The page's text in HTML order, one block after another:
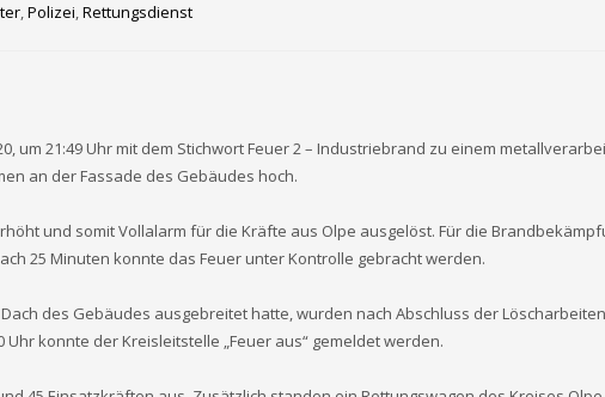
,Polizei,Rettungsdienst
um 21:49 Uhr mit dem Stichwort Feuer 2 – Industriebrand zu einem
an der Fassade des Gebäudes hoch.
und somit Vollalarm für die Kräfte aus Olpe ausgelöst. Für die
25 Minuten konnte das Feuer unter Kontrolle gebracht werden.
des Gebäudes ausgebreitet hatte, wurden nach Abschluss der
konnte der Kreisleitstelle „Feuer aus“ gemeldet werden.